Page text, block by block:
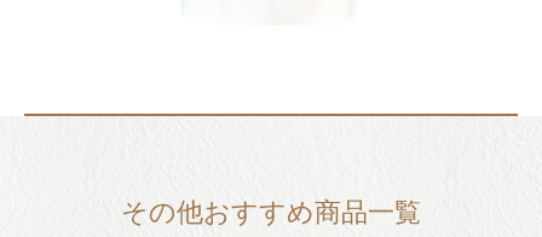
その他おすすめ商品一覧